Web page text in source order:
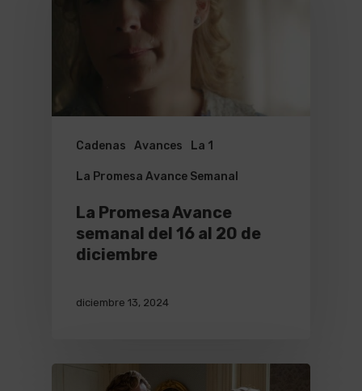
Cadenas Avances La 1
La Promesa Avance Semanal
La Promesa Avance
semanal del 16 al 20 de
diciembre
diciembre 13, 2024